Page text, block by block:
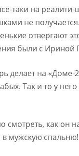
таки на
не
отвергают
были с Ириной
делает на «Доме-
Так и то у
смотреть, как он
в мужскую